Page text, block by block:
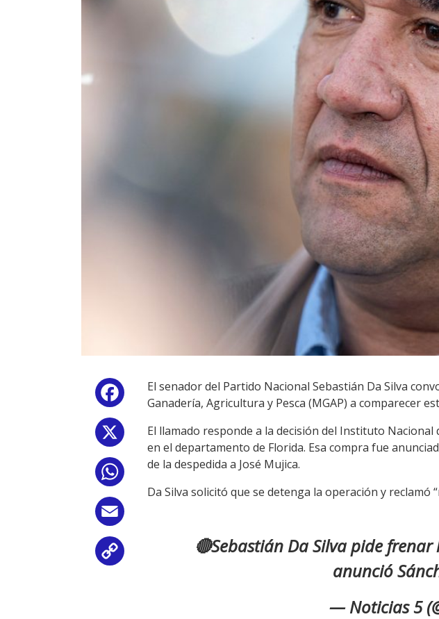
Facebook
El senador del Partido Nacional Sebastián Da Silva
Ganadería, Agricultura y Pesca (MGAP) a comparecer
El llamado responde a la decisión del Instituto
en el departamento de Florida. Esa compra fue
de la despedida a José Mujica.
Da Silva solicitó que se detenga la operación y reclamó
🔴Sebastián Da Silva pide
anunció
— Noticias 5